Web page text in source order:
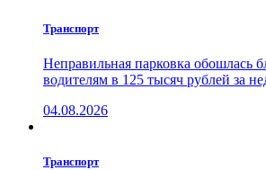
Транспорт
Неправильная парковка обошлась
водителям в 125 тысяч рублей за
04.08.2026
Транспорт